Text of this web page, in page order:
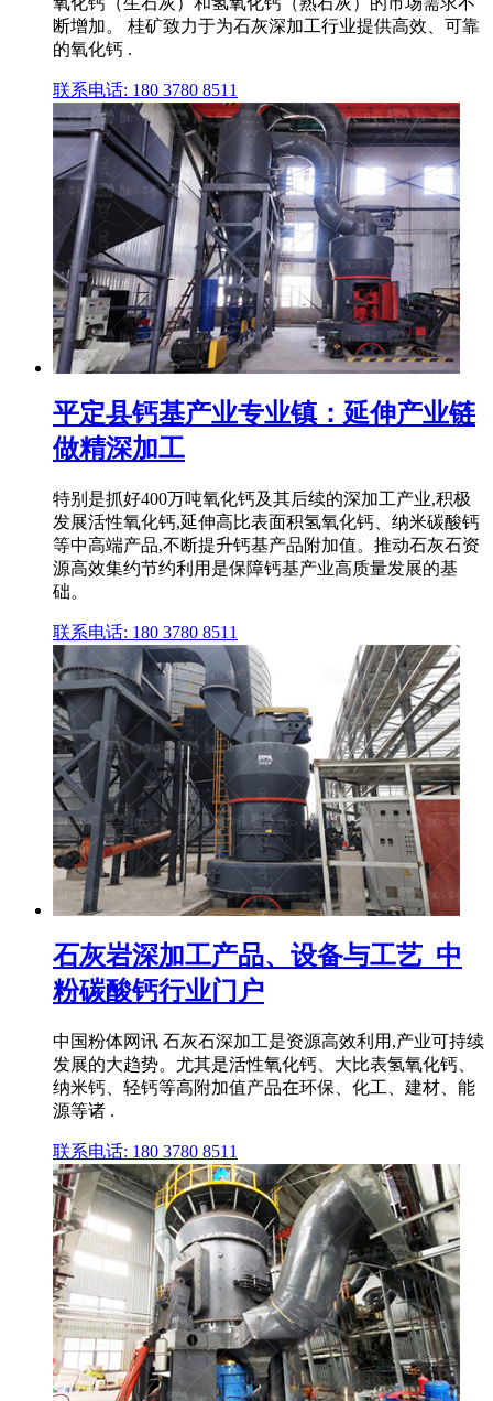
断增加。 桂矿致力于为石灰深加工行业提供高效、可靠
的氧化钙 .
联系电话: 180 3780 8511
平定县钙基产业专业镇：延伸产业链
做精深加工
特别是抓好400万吨氧化钙及其后续的深加工产业,积极
发展活性氧化钙,延伸高比表面积氢氧化钙、纳米碳酸钙
等中高端产品,不断提升钙基产品附加值。推动石灰石资
源高效集约节约利用是保障钙基产业高质量发展的基
础。
联系电话: 180 3780 8511
石灰岩深加工产品、设备与工艺_中
粉碳酸钙行业门户
中国粉体网讯 石灰石深加工是资源高效利用,产业可持续
发展的大趋势。尤其是活性氧化钙、大比表氢氧化钙、
纳米钙、轻钙等高附加值产品在环保、化工、建材、能
源等诸 .
联系电话: 180 3780 8511